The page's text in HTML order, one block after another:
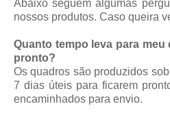
Abaixo seguem algumas
nossos produtos. Caso queira
Quanto tempo leva para
pronto?
Os quadros são produzidos
7 dias úteis para ficarem
encaminhados para envio.